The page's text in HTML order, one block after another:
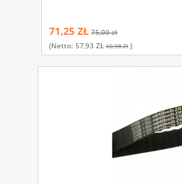
71,25 ZŁ 75,00 zł
(netto:57,93 ZŁ 60,98 Zł)